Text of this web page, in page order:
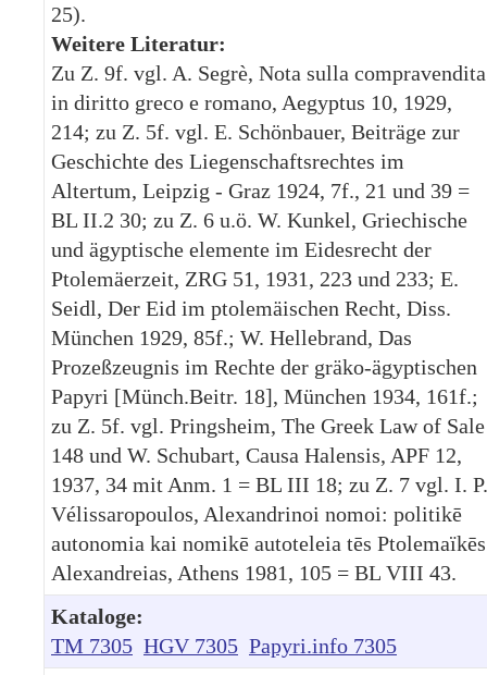
25).
Weitere Literatur:
Zu Z. 9f. vgl. A. Segrè, Nota sulla compravendita
in diritto greco e romano, Aegyptus 10, 1929,
214; zu Z. 5f. vgl. E. Schönbauer, Beiträge zur
Geschichte des Liegenschaftsrechtes im
Altertum, Leipzig - Graz 1924, 7f., 21 und 39 =
BL II.2 30; zu Z. 6 u.ö. W. Kunkel, Griechische
und ägyptische elemente im Eidesrecht der
Ptolemäerzeit, ZRG 51, 1931, 223 und 233; E.
Seidl, Der Eid im ptolemäischen Recht, Diss.
München 1929, 85f.; W. Hellebrand, Das
Prozeßzeugnis im Rechte der gräko-ägyptischen
Papyri [Münch.Beitr. 18], München 1934, 161f.;
zu Z. 5f. vgl. Pringsheim, The Greek Law of Sale
148 und W. Schubart, Causa Halensis, APF 12,
1937, 34 mit Anm. 1 = BL III 18; zu Z. 7 vgl. I. P.
Vélissaropoulos, Alexandrinoi nomoi: politikē
autonomia kai nomikē autoteleia tēs Ptolemaïkēs
Alexandreias, Athens 1981, 105 = BL VIII 43.
Kataloge:
TM 7305 HGV 7305 Papyri.info 7305